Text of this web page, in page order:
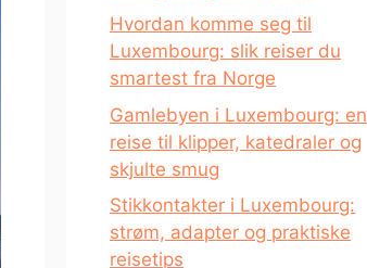
Hvordan komme seg til
Luxembourg: slik reiser du
smartest fra Norge
Gamlebyen i Luxembourg: en
reise til klipper, katedraler og
skjulte smug
Stikkontakter i Luxembourg:
strøm, adapter og praktiske
reisetips